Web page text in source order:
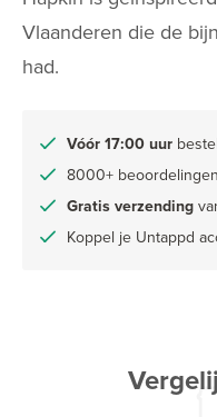
Vlaanderen die de
had.
Vóór 17:00 uur
8000+ beoordelingen
Gratis verzending
Koppel je Untappd